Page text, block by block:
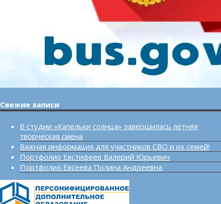
Свежие записи
В студии «Капельки солнца» завершилась летняя
творческая смена
Важная информация для участников СВО и их семей!
Портфолио Евстифеев Валерий Юрьевич
Портфолио Евсеева Полина Андреевна